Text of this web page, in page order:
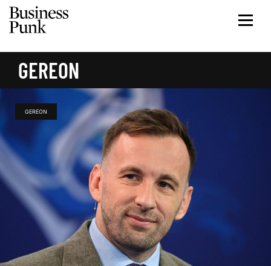
GEREON
GEREON